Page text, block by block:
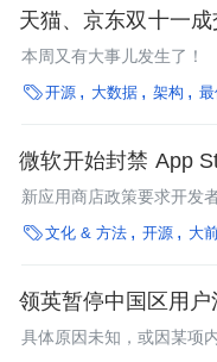
天猫、京东双十一
庆祝 ;22 岁董明珠秘
明珠是想复制她自
开源基金会......
本周又有大事儿发生了！
开源 大数据 架构
微软开始封禁 App
生效？！
新应用商店政策要求开发
文化 & 方法 开源 大
领英暂停中国区用户
具体原因未知，或因某项